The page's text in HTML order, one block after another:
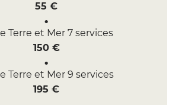
55 €
Terre et Mer 7 services
150 €
Terre et Mer 9 services
195 €